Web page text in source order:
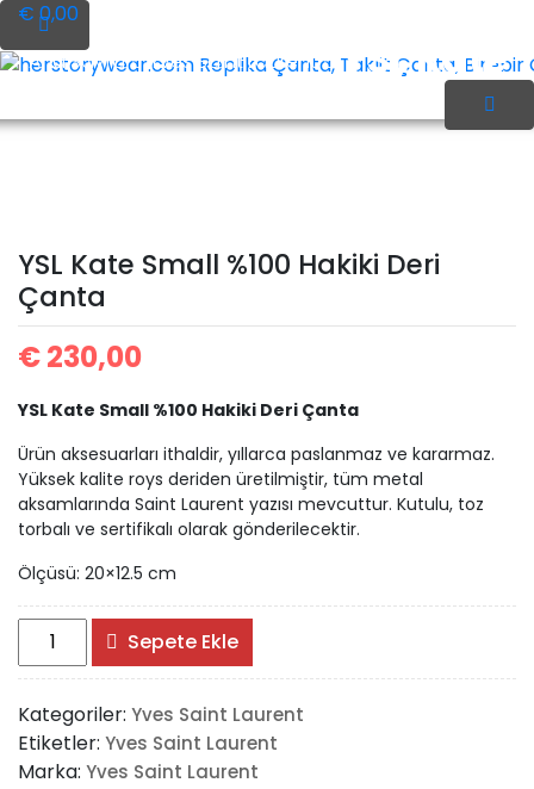
İçeriği
Geç
herstorywear.com Replika Çanta, Taklit Çanta, Birebir
€ 0,00
Ana Sayfa
Yves Saint Laurent YSL Kate
YSL Kate Small %100 Hakiki Deri
Çanta
€230,00
YSL Kate Small %100 Hakiki Deri Çanta
Ürün aksesuarları ithaldir, yıllarca paslanmaz ve kararmaz.
Yüksek kalite roys deriden üretilmiştir, tüm metal
aksamlarında Saint Laurent yazısı mevcuttur. Kutulu, toz
torbalı ve sertifikalı olarak gönderilecektir.
Ölçüsü: 20×12.5 cm
Kate
Small
%100
Hakiki
Deri
Sepete Ekle
Kategoriler: Yves Saint Laurent
Etiketler: Yves Saint Laurent
Marka: Yves Saint Laurent